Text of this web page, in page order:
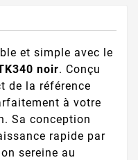
et simple avec le
noir. Conçu
de la référence
à votre
Sa conception
rapide par
sereine au